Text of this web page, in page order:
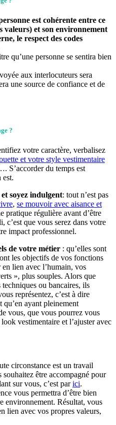
est cohérente entre ce
valeurs) et son environnement
le respect des codes
qu’une personne se sentira bien
aux interlocuteurs sera
une source de confiance et de
?
votre caractère, verbalisez
et votre style vestimentaire
S’accorder du temps est
est.
soyez indulgent: tout n’est pas
, se mouvoir avec aisance et
pratique régulière avant d’être
c’est que vous serez dans votre
impact professionnel.
de votre métier : qu’elles sont
les objectifs de vos fonctions
lien avec l’humain, vos
», plus souples. Alors que
ou bancaires, ils
représentez, c’est à dire
qu’en ayant pleinement
vous, que vous pourrez vous
vestimentaire et l’ajuster avec
circonstance est un travail
être accompagné pour
sur vous, c’est parici.
vous permettra d’être bien
environnement. Résultat, vous
lien avec vos propres valeurs,